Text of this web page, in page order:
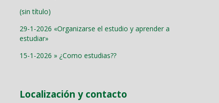
(sin título)
29-1-2026 «Organizarse el estudio y aprender a
estudiar»
15-1-2026 » ¿Como estudias??
Localización y contacto